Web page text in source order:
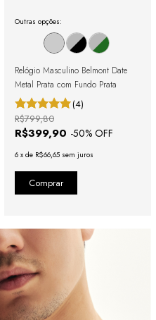
Outras opções:
Relógio Masculino Belmont Date
Metal Prata com Fundo Prata
(4)
R$399,90 -50% OFF
R$799,80
6 x de R$66,65 sem juros